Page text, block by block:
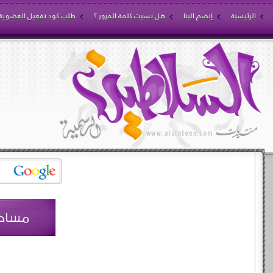
الرئيسية إنضم الينا هل نسيت كلمة المرور ؟ طلب كود تفعيل